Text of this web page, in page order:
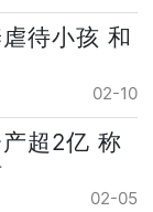
待小孩 和
02-10
超2亿 称
02-05